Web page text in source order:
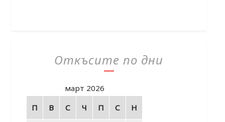
Откъсите по дни
март 2026
П
В С Ч П С Н